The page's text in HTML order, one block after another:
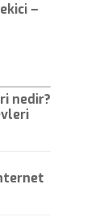
–
nedir?